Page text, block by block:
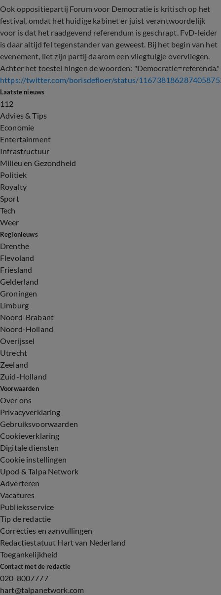
Ook oppositiepartij Forum voor Democratie is kritisch op het
festival, omdat het huidige kabinet er juist verantwoordelijk
voor is dat het raadgevend referendum is geschrapt. FvD-leider
is daar altijd fel tegenstander van geweest. Bij het begin van het
evenement, liet zijn partij daarom een vliegtuigje overvliegen.
Achter het toestel hingen de woorden: "Democratie=referenda."
https://twitter.com/borisdefloer/status/
Laatste nieuws
112
Advies & Tips
Economie
Entertainment
Infrastructuur
Milieu en Gezondheid
Politiek
Royalty
Sport
Tech
Weer
Regionieuws
Drenthe
Flevoland
Friesland
Gelderland
Groningen
Limburg
Noord-Brabant
Noord-Holland
Overijssel
Utrecht
Zeeland
Zuid-Holland
Voorwaarden
Over ons
Privacyverklaring
Gebruiksvoorwaarden
Cookieverklaring
Digitale diensten
Cookie instellingen
Upod & Talpa Network
Adverteren
Vacatures
Publieksservice
Tip de redactie
Correcties en aanvullingen
Redactiestatuut Hart van Nederland
Toegankelijkheid
Contact met de redactie
020-8007777
hart@talpanetwork.com